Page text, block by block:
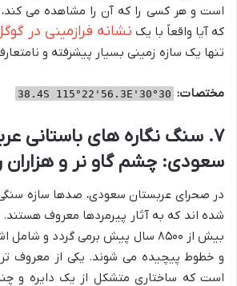
است و هر کسی را که آن را مشاهده می
که آیا واقعاً با یک نشانه فرازمینی در
تنها یک سازه زمینی بسیار پیشرفته و
مختصات: 30°30'38.4S 115°22'56.3E
۷. سنگ نگاره های باستانی
سعودی: چشم گاو نر و هزاران
در صحرای عربستان سعودی، صدها سازه
شده اند که به آثار پیرمردها معروف
بیش از ۸۵۰۰ سال پیش برمی گردد و
و خطوط پیچیده می شوند. یکی از معروف
است که ساختاری متشکل از یک دایره و